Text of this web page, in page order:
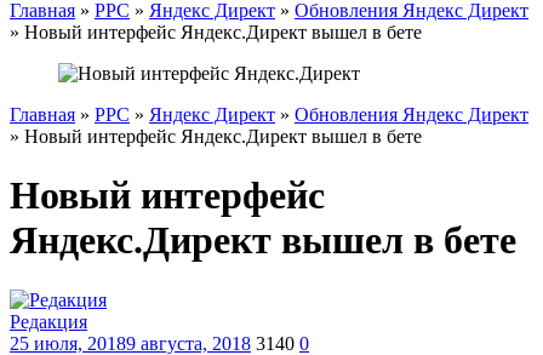
Главная » PPC » Яндекс Директ » Обновления Яндекс Директ
» Новый интерфейс Яндекс.Директ вышел в бете
Главная » PPC » Яндекс Директ » Обновления Яндекс Директ
» Новый интерфейс Яндекс.Директ вышел в бете
Новый интерфейс
Яндекс.Директ вышел в бете
Редакция
25 июля, 20189 августа, 2018 3140 0